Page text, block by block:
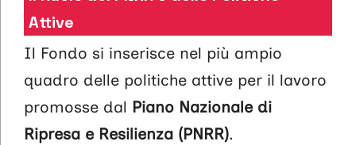
Attive
Il Fondo si inserisce nel più ampio
quadro delle politiche attive per il lavoro
promosse dal Piano Nazionale di
Ripresa e Resilienza (PNRR).